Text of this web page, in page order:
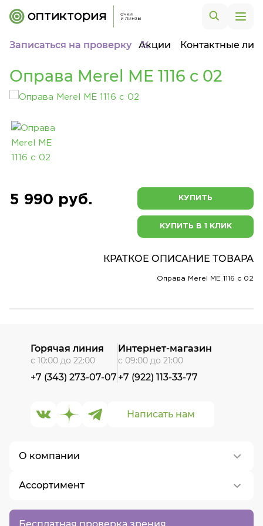
Записаться на проверку Акции Контактные
Оправа Merel ME 1116 c 02
5 990 руб. КУПИТЬ
КУПИТЬ В 1 КЛИК
КРАТКОЕ ОПИСАНИЕ ТОВАРА
Оправа Merel ME 1116 c 02
Бесплатная проверка зрения
О компании
О нас
Контакты
Ассортимент
Написать нам
Горячая линия
с 10:00 до 22:00
+7 (343) 273-07-07
Интернет-магазин
с 09:00 до 21:00
+7 (922) 113-33-77